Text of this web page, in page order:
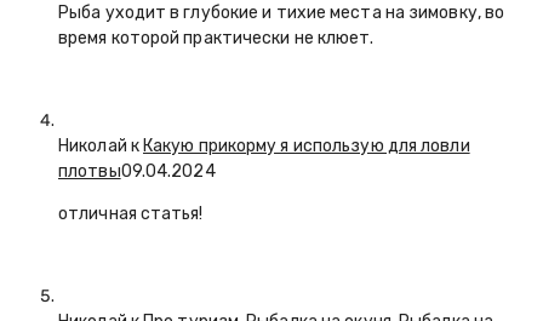
Рыба уходит в глубокие и тихие места на зимовку, во
время которой практически не клюет.
Николай к Какую прикорму я использую для ловли
плотвы09.04.2024
отличная статья!